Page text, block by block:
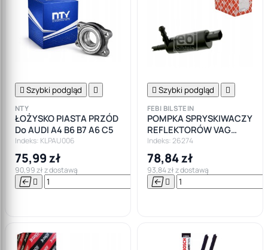
 Szybki podgląd 
NTY
ŁOŻYSKO PIASTA PRZÓD
Do AUDI A4 B6 B7 A6 C5
Indeks: KLPAU006
75,99 zł
90,99 zł z dostawą
  

 Szybki podgląd 
FEBI BILSTEIN
POMPKA SPRYSKIWACZY
REFLEKTORÓW VAG
BMW OPEL FORD
Indeks: 26274
78,84 zł
93,84 zł z dostawą
 